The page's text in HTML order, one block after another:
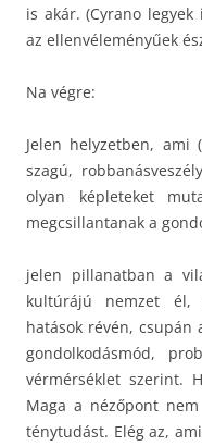
is akár. (Cyrano
az ellenvéleményűek
Na végre:
Jelen helyzetben, ami
szagú,
olyan képleteket
megcsillantanak a
jelen pillanatban a
kultúrájú nemzet él,
hatások révén,
gondolkodásmód,
vérmérséklet szerint.
Maga a nézőpont
ténytudást. Elég az,